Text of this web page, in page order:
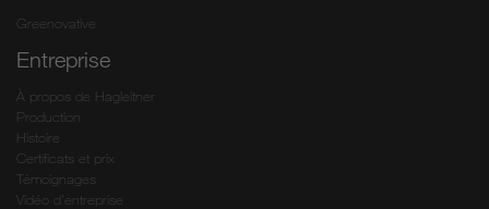
Greenovative
Entreprise
À propos de Hagleitner
Production
Histoire
Certificats et prix
Témoignages
Vidéo d’entreprise